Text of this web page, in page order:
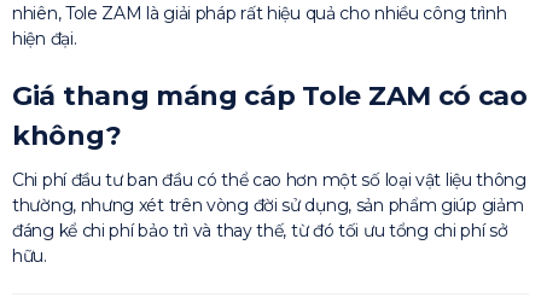
nhiên, Tole ZAM là giải pháp rất hiệu quả cho nhiều công trình
hiện đại.
Giá thang máng cáp Tole ZAM có cao
không?
Chi phí đầu tư ban đầu có thể cao hơn một số loại vật liệu thông
thường, nhưng xét trên vòng đời sử dụng, sản phẩm giúp giảm
đáng kể chi phí bảo trì và thay thế, từ đó tối ưu tổng chi phí sở
hữu.